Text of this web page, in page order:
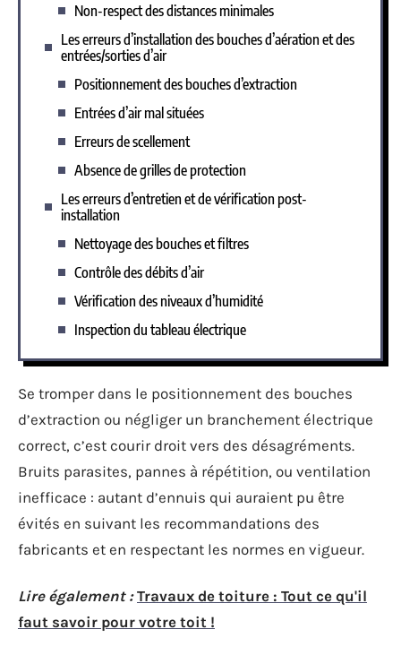
Non-respect des distances minimales
Les erreurs d’installation des bouches d’aération et des
entrées/sorties d’air
Positionnement des bouches d’extraction
Entrées d’air mal situées
Erreurs de scellement
Absence de grilles de protection
Les erreurs d’entretien et de vérification post-
installation
Nettoyage des bouches et filtres
Contrôle des débits d’air
Vérification des niveaux d’humidité
Inspection du tableau électrique
Se tromper dans le positionnement des bouches
d’extraction ou négliger un branchement électrique
correct, c’est courir droit vers des désagréments.
Bruits parasites, pannes à répétition, ou ventilation
inefficace : autant d’ennuis qui auraient pu être
évités en suivant les recommandations des
fabricants et en respectant les normes en vigueur.
Lire également : Travaux de toiture : Tout ce qu'il
faut savoir pour votre toit !